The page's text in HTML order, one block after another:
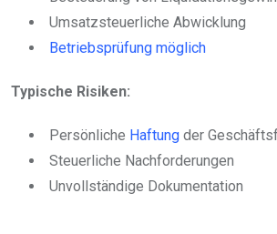
Umsatzsteuerliche Abwicklung
Betriebsprüfung möglich
Typische Risiken:
Persönliche Haftung der
Steuerliche Nachforderungen
Unvollständige Dokumentation